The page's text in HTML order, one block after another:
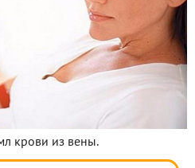
крови из вены.